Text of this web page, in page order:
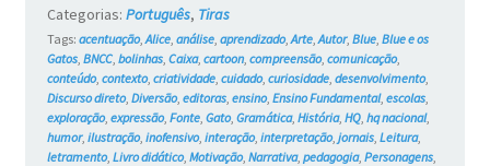
#762
Categorias: Português, Tiras
Tags: acentuação, Alice, análise, aprendizado, Arte, Autor, Blue, Blue e os
Gatos, BNCC, bolinhas, Caixa, cartoon, compreensão, comunicação,
conteúdo, contexto, criatividade, cuidado, curiosidade, desenvolvimento,
Discurso direto, Diversão, editoras, ensino, Ensino Fundamental, escolas,
exploração, expressão, Fonte, Gato, Gramática, História, HQ, hq nacional,
humor, ilustração, inofensivo, interação, interpretação, jornais, Leitura,
letramento, Livro didático, Motivação, Narrativa, pedagogia, Personagens,